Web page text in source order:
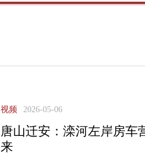
视频 2026-05-06
唐山迁安：滦河左岸房车
来